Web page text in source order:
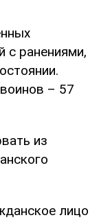
с ранениями,
– 57
из
лицо